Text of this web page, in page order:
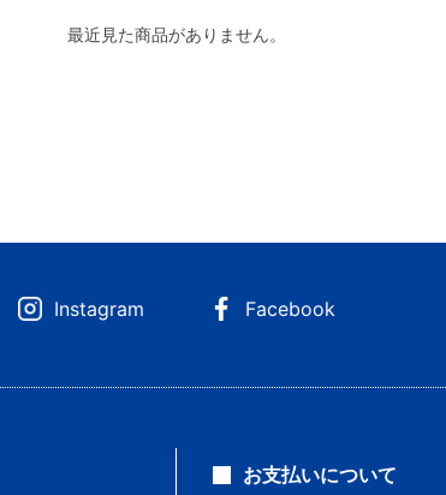
最近見た商品がありません。
Instagram Facebook
お支払いについて